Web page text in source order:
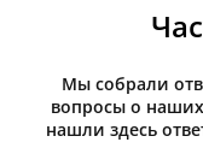
Мы собрали
вопросы о
нашли здесь